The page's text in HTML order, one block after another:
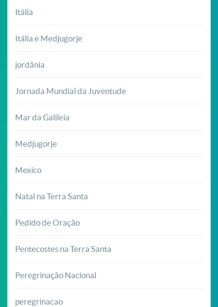
Itália
Itália e Medjugorje
jordânia
Jornada Mundial da Juventude
Mar da Galileia
Medjugorje
Mexico
Natal na Terra Santa
Pedido de Oração
Pentecostes na Terra Santa
Peregrinação Nacional
peregrinacao